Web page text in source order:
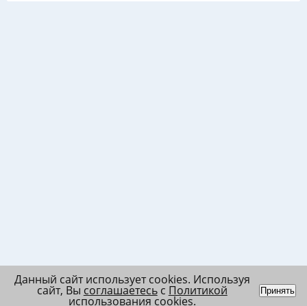
Данный сайт использует cookies. Используя
сайт, Вы соглашаетесьс Политикой
использования cookies.
Принять